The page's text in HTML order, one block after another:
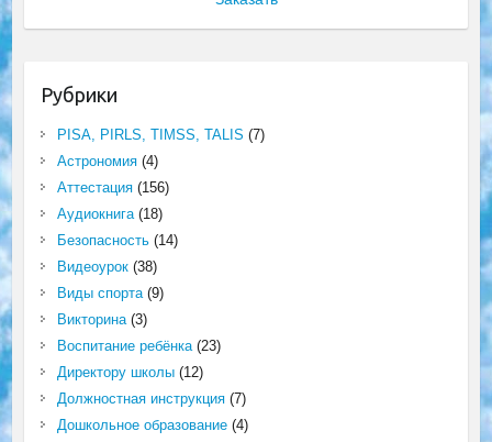
Рубрики
PISA, PIRLS, TIMSS, TALIS (7)
Астрономия(4)
Аттестация(156)
Аудиокнига(18)
Безопасность(14)
Видеоурок(38)
Виды спорта(9)
Викторина(3)
Воспитание ребёнка(23)
Директору школы(12)
Должностная инструкция(7)
Дошкольное образование(4)